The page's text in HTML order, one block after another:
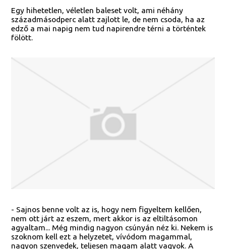
Egy hihetetlen, véletlen baleset volt, ami néhány
századmásodperc alatt zajlott le, de nem csoda, ha az
edző a mai napig nem tud napirendre térni a történtek
fölött.
- Sajnos benne volt az is, hogy nem figyeltem kellően,
nem ott járt az eszem, mert akkor is az eltiltásomon
agyaltam... Még mindig nagyon csúnyán néz ki. Nekem is
szoknom kell ezt a helyzetet, vívódom magammal,
nagyon szenvedek, teljesen magam alatt vagyok. A